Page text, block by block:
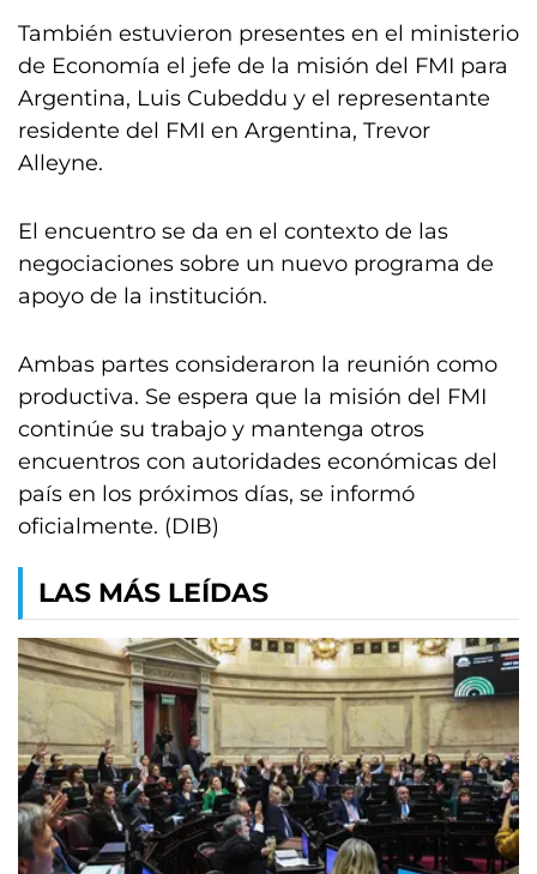
También estuvieron presentes en el ministerio
de Economía el jefe de la misión del FMI para
Argentina, Luis Cubeddu y el representante
residente del FMI en Argentina, Trevor
Alleyne.
El encuentro se da en el contexto de las
negociaciones sobre un nuevo programa de
apoyo de la institución.
Ambas partes consideraron la reunión como
productiva. Se espera que la misión del FMI
continúe su trabajo y mantenga otros
encuentros con autoridades económicas del
país en los próximos días, se informó
oficialmente. (DIB)
LAS MÁS LEÍDAS